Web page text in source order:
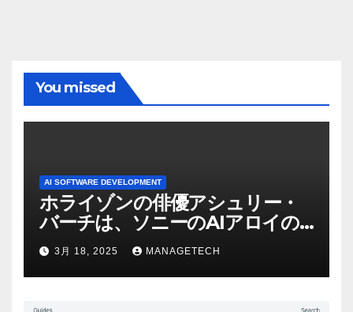
You missed
AI SOFTWARE DEVELOPMENT
ホライゾンの俳優アシュリー・
バーチは、ソニーのAIアロイの
ビデオを見て「ゲームパフォー
マンスという芸術形式に不安を
感じた」と語る – IGN
3月 18, 2025 MANAGETECH